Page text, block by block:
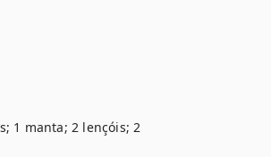
1 manta; 2 lençóis; 2